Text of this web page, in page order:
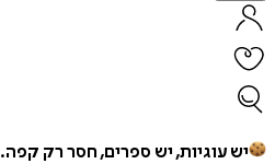
יש עוגיות, יש ספרים, חסר רק קפה.